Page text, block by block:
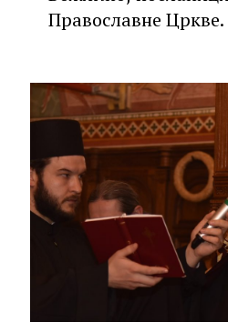
Православне Цркве.